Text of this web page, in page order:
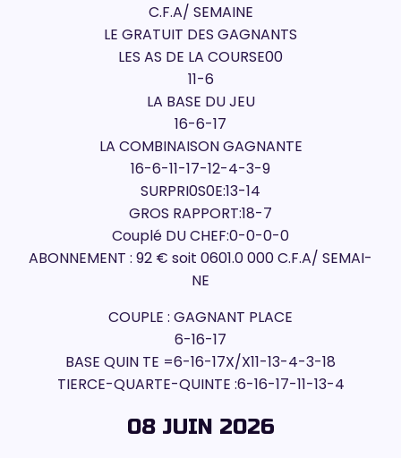
C.F.A/ SEMAINE
LE GRATUIT DES GAGNANTS
LES AS DE LA COURSE00
11-6
LA BASE DU JEU
16-6-17
LA COMBINAISON GAGNANTE
16-6-11-17-12-4-3-9
SURPRI0S0E:13-14
GROS RAPPORT:18-7
Couplé DU CHEF:0-0-0-0
ABONNEMENT : 92 € soit 0601.0 000 C.F.A/ SEMAI-
NE
COUPLE : GAGNANT PLACE
6-16-17
BASE QUIN TE =6-16-17X/X11-13-4-3-18
TIERCE-QUARTE-QUINTE :6-16-17-11-13-4
08 JUIN 2026